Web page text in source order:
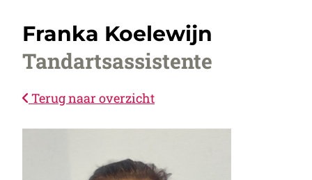
Franka Koelewijn
Tandartsassistente
Terug naar overzicht